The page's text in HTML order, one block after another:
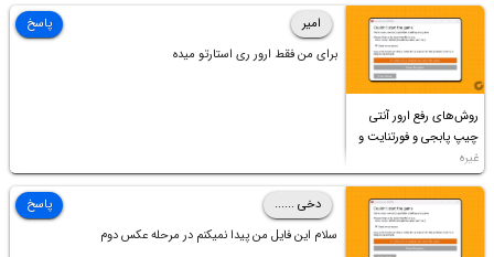
روش‌های رفع ارور آنتی
چیپ پابجی و فورتنایت و
غیره
امیر
برای من فقط ارور ری استارتو میده
پاسخ
دخی ......
سلام این فایل من پیدا نمیکنم در مرحله عکس دوم
پاسخ